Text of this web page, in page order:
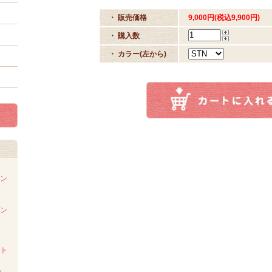
・ 販売価格 9,000円(税込9,900円)
・ 購入数
・ カラー(左から)